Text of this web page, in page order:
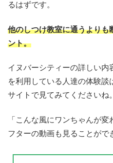
るはずです。
他のしつけ教室に通うよりも
ント。
イヌバーシティーの詳しい内
を利用している人達の体験
サイトで見てみてくださいね。
「こんな風にワンちゃんが
フターの動画も見ることがで